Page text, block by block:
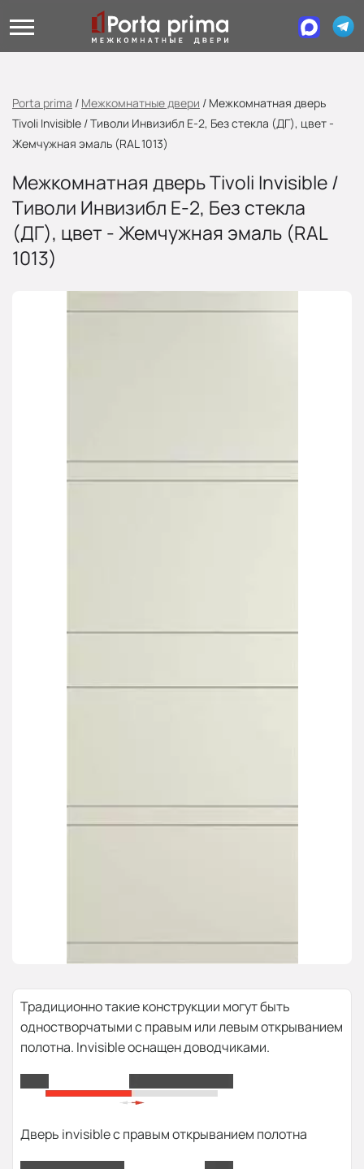
Porta prima / Межкомнатные двери / Межкомнатная дверь
Tivoli Invisible / Тиволи Инвизибл Е-2, Без стекла (ДГ), цвет -
Жемчужная эмаль (RAL 1013)
Межкомнатная дверь Tivoli Invisible /
Тиволи Инвизибл Е-2, Без стекла
(ДГ), цвет - Жемчужная эмаль (RAL
1013)
Традиционно такие конструкции могут быть
одностворчатыми с правым или левым открыванием
полотна. Invisible оснащен доводчиками.
Дверь invisible с правым открыванием полотна